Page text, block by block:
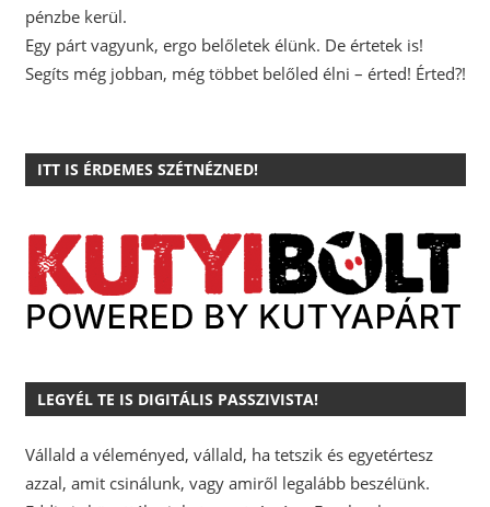
pénzbe kerül.
Egy párt vagyunk, ergo belőletek élünk. De értetek is!
Segíts még jobban, még többet belőled élni – érted! Érted?!
ITT IS ÉRDEMES SZÉTNÉZNED!
LEGYÉL TE IS DIGITÁLIS PASSZIVISTA!
Vállald a véleményed, vállald, ha tetszik és egyetértesz
azzal, amit csinálunk, vagy amiről legalább beszélünk.